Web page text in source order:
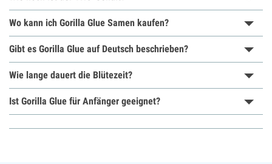
Wo kann ich Gorilla Glue Samen kaufen?
Gibt es Gorilla Glue auf Deutsch beschrieben?
Wie lange dauert die Blütezeit?
Ist Gorilla Glue für Anfänger geeignet?